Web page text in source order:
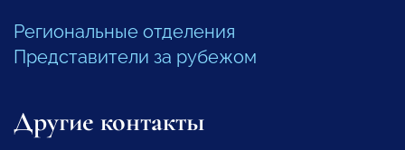
Региональные отделения
Представители за рубежом
Другие контакты